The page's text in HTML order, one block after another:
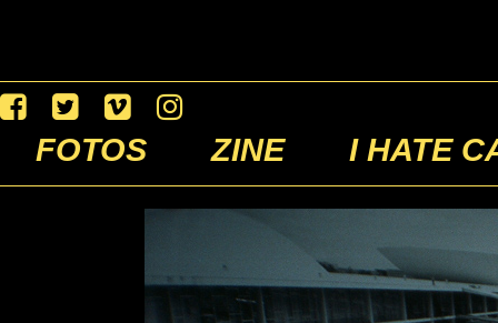
FOTOS ZINE I HATE